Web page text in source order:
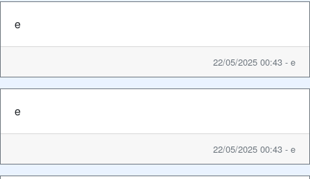
e
22/05/2025 00:43 - e
e
22/05/2025 00:43 - e